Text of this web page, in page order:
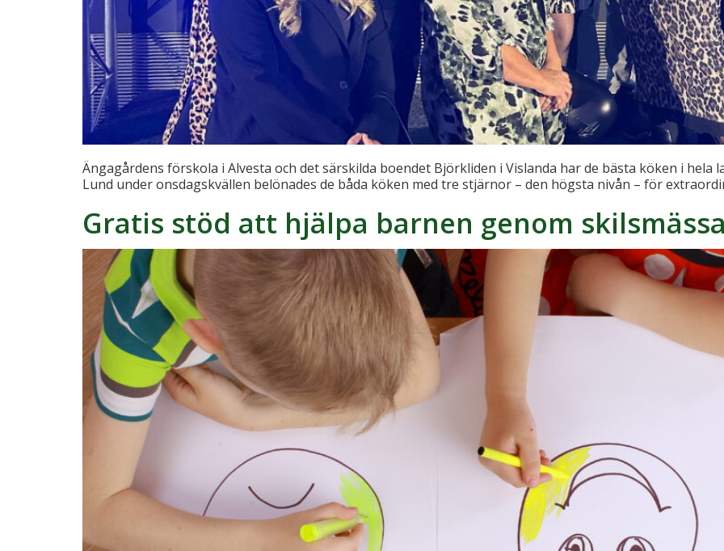
Ängagårdens förskola i Alvesta och det särskilda boendet Björkliden i Vislanda har de bästa köken i hela
Lund under onsdagskvällen belönades de båda köken med tre stjärnor – den högsta nivån – för
Gratis stöd att hjälpa barnen genom